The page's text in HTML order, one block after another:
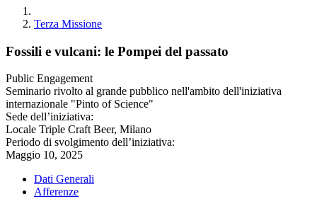
Terza Missione
Fossili e vulcani: le Pompei del passato
Public Engagement
Seminario rivolto al grande pubblico nell'ambito dell'iniziativa
internazionale "Pinto of Science"
Sede dell’iniziativa:
Locale Triple Craft Beer, Milano
Periodo di svolgimento dell’iniziativa:
Maggio 10, 2025
Dati Generali
Afferenze